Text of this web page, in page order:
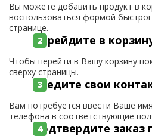
Вы можете добавить продукт в
воспользоваться формой
странице.
Перейдите в
Чтобы перейти в Вашу корзину
сверху страницы.
Введите свои
Вам потребуется ввести Ваше
телефона в соответствующие
Подтвердите заказ